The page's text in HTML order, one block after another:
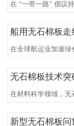
在 “一带一路” 倡议
船用无石棉板
在全球航运业加速绿
无石棉板技术
在材料科学领域，无
新型无石棉板